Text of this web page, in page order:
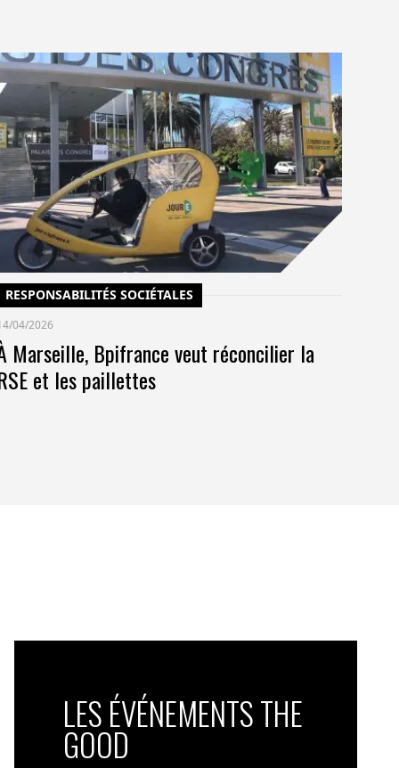
RESPONSABILITÉS SOCIÉTALES
04/2026
Marseille, Bpifrance veut réconcilier la
et les paillettes
LES ÉVÉNEMENTS THE
GOOD